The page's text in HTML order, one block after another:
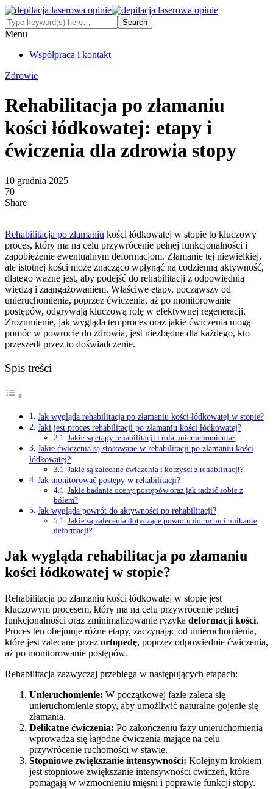
Menu
Współpraca i kontakt
Zdrowie
Rehabilitacja po złamaniu
kości łódkowatej: etapy i
ćwiczenia dla zdrowia stopy
10 grudnia 2025
70
Share
Rehabilitacja po złamaniu kości łódkowatej w stopie to kluczowy
proces, który ma na celu przywrócenie pełnej funkcjonalności i
zapobieżenie ewentualnym deformacjom. Złamanie tej niewielkiej,
ale istotnej kości może znacząco wpłynąć na codzienną aktywność,
dlatego ważne jest, aby podejść do rehabilitacji z odpowiednią
wiedzą i zaangażowaniem. Właściwe etapy, począwszy od
unieruchomienia, poprzez ćwiczenia, aż po monitorowanie
postępów, odgrywają kluczową rolę w efektywnej regeneracji.
Zrozumienie, jak wygląda ten proces oraz jakie ćwiczenia mogą
pomóc w powrocie do zdrowia, jest niezbędne dla każdego, kto
przeszedł przez to doświadczenie.
Spis treści
Jak wygląda rehabilitacja po złamaniu kości łódkowatej w stopie?
Jaki jest proces rehabilitacji po złamaniu kości łódkowatej?
Jakie są etapy rehabilitacji i rola unieruchomienia?
Jakie ćwiczenia są stosowane w rehabilitacji po złamaniu kości
łódkowatej?
Jakie są zalecane ćwiczenia i korzyści z rehabilitacji?
Jak monitorować postępy w rehabilitacji?
Jakie badania oceny postępów oraz jak radzić sobie z
bólem?
Jak wygląda powrót do aktywności po rehabilitacji?
Jakie są zalecenia dotyczące powrotu do ruchu i unikanie
deformacji?
Jak wygląda rehabilitacja po złamaniu
kości łódkowatej w stopie?
Rehabilitacja po złamaniu kości łódkowatej w stopie jest
kluczowym procesem, który ma na celu przywrócenie pełnej
funkcjonalności oraz zminimalizowanie ryzyka deformacji kości.
Proces ten obejmuje różne etapy, zaczynając od unieruchomienia,
które jest zalecane przez ortopedę, poprzez odpowiednie ćwiczenia,
aż po monitorowanie postępów.
Rehabilitacja zazwyczaj przebiega w następujących etapach:
Unieruchomienie: W początkowej fazie zaleca się
unieruchomienie stopy, aby umożliwić naturalne gojenie się
złamania.
Delikatne ćwiczenia: Po zakończeniu fazy unieruchomienia
wprowadza się łagodne ćwiczenia mające na celu
przywrócenie ruchomości w stawie.
Stopniowe zwiększanie intensywności: Kolejnym krokiem
jest stopniowe zwiększanie intensywności ćwiczeń, które
pomagają w wzmocnieniu mięśni i poprawie funkcji stopy.